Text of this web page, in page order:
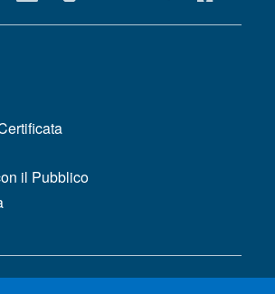
il Pubblico